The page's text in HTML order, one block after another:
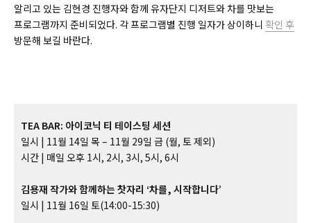
알리고 있는 김현경 진행자와 함께 유자단지 디저트와 차를 맛보는
프로그램까지 준비되었다. 각 프로그램별 진행 일자가 상이하니 확인 후
방문해 보길 바란다.
TEA BAR: 아이코닉 티 테이스팅 세션
일시 | 11월 14일 목 – 11월 29일 금 (월, 토 제외)
시간 | 매일 오후 1시, 2시, 3시, 5시, 6시
김용재 작가와 함께하는 찻자리 ‘차를, 시작합니다’
일시 | 11월 16일 토(14:00-15:30)